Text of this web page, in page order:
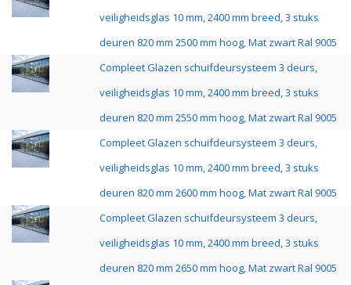
veiligheidsglas 10 mm, 2400 mm breed, 3 stuks
deuren 820 mm 2500 mm hoog, Mat zwart Ral 9005
Compleet Glazen schuifdeursysteem 3 deurs,
veiligheidsglas 10 mm, 2400 mm breed, 3 stuks
deuren 820 mm 2550 mm hoog, Mat zwart Ral 9005
Compleet Glazen schuifdeursysteem 3 deurs,
veiligheidsglas 10 mm, 2400 mm breed, 3 stuks
deuren 820 mm 2600 mm hoog, Mat zwart Ral 9005
Compleet Glazen schuifdeursysteem 3 deurs,
veiligheidsglas 10 mm, 2400 mm breed, 3 stuks
deuren 820 mm 2650 mm hoog, Mat zwart Ral 9005